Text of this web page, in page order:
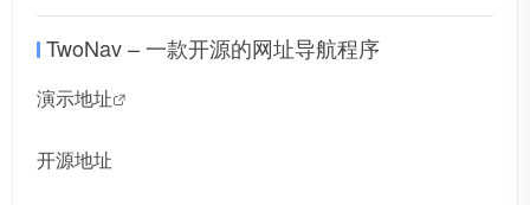
TwoNav – 一款开源的网址导航程序
演示地址
开源地址